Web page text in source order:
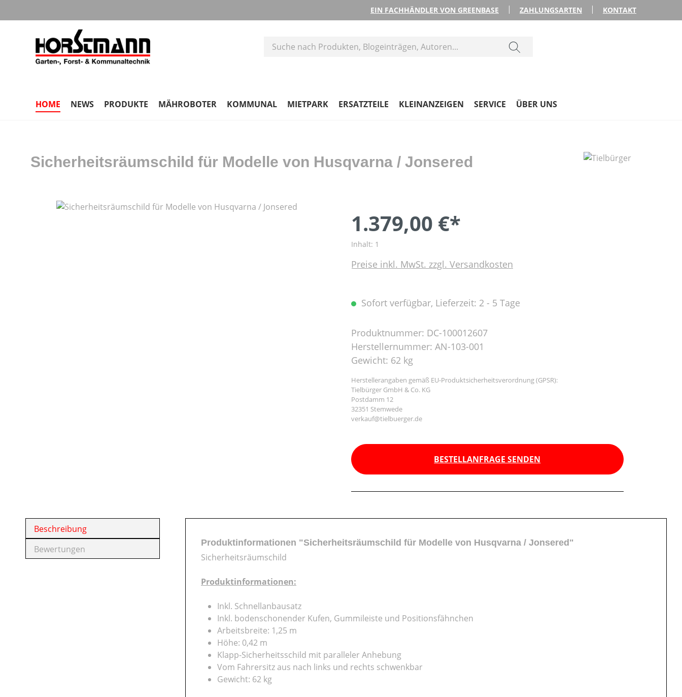
EIN FACHHÄNDLER VON GREENBASE ZAHLUNGSARTEN KONTAKT
HOME NEWS PRODUKTE MÄHROBOTER KOMMUNAL MIETPARK ERSATZTEILE KLEINANZEIGEN SERVICE ÜBER UNS
Sicherheitsräumschild für Modelle von Husqvarna / Jonsered
Bildergalerie überspringen
1.379,00 €*
Inhalt: 1
Preise inkl. MwSt. zzgl. Versandkosten
Sofort verfügbar, Lieferzeit: 2 - 5 Tage
Produktnummer: DC-100012607
Herstellernummer: AN-103-001
Gewicht: 62 kg
Herstellerangaben gemäß EU-Produktsicherheitsverordnung (GPSR):
Tielbürger GmbH & Co. KG
Postdamm 12
32351 Stemwede
verkauf@tielbuerger.de
BESTELLANFRAGE SENDEN
Beschreibung
Bewertungen
Produktinformationen "Sicherheitsräumschild für Modelle von Husqvarna / Jonsered"
Sicherheitsräumschild
Produktinformationen:
Inkl. Schnellanbausatz
Inkl. bodenschonender Kufen, Gummileiste und Positionsfähnchen
Arbeitsbreite: 1,25 m
Höhe: 0,42 m
Klapp-Sicherheitsschild mit paralleler Anhebung
Vom Fahrersitz aus nach links und rechts schwenkbar
Gewicht: 62 kg